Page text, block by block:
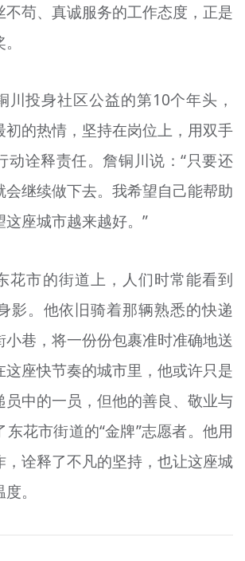
不苟、真诚服务的工作态度，正是
川投身社区公益的第10个年头，
初的热情，坚持在岗位上，用双手
动诠释责任。詹铜川说：“只要还
会继续做下去。我希望自己能帮助
座城市越来越好。”
花市的街道上，人们时常能看到
影。他依旧骑着那辆熟悉的快递
巷，将一份份包裹准时准确地送
这座快节奏的城市里，他或许只是
员中的一员，但他的善良、敬业与
花市街道的“金牌”志愿者。他用
，诠释了不凡的坚持，也让这座城
。